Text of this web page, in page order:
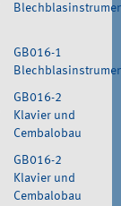
GB016-1
GB016-2
Klavier und
Cembalobau
GB016-2
Klavier und
Cembalobau